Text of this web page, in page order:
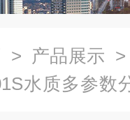
> 产品展示
水质多参数